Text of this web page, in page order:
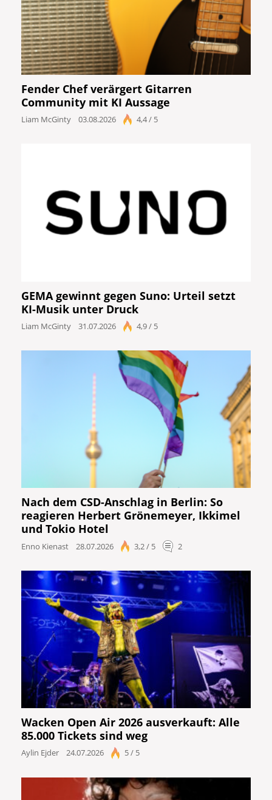
Fender Chef verärgert Gitarren
Community mit KI Aussage
Liam McGinty 03.08.2026 4,4 / 5
GEMA gewinnt gegen Suno: Urteil setzt
KI-Musik unter Druck
Liam McGinty 31.07.2026 4,9 / 5
Nach dem CSD-Anschlag in Berlin: So
reagieren Herbert Grönemeyer, Ikkimel
und Tokio Hotel
Enno Kienast 28.07.2026 3,2 / 5 2
Wacken Open Air 2026 ausverkauft: Alle
85.000 Tickets sind weg
Aylin Ejder 24.07.2026 5 / 5